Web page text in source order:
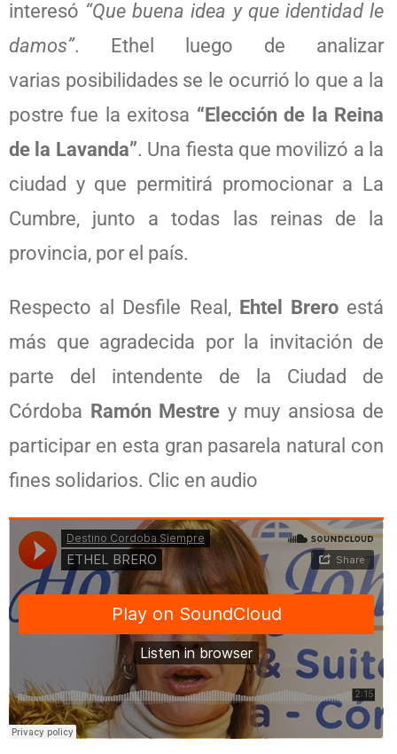
interesó “Que buena idea y que identidad le
damos”. Ethel luego de analizar
varias posibilidades se le ocurrió lo que a la
postre fue la exitosa “Elección de la Reina
de la Lavanda”. Una fiesta que movilizó a la
ciudad y que permitirá promocionar a La
Cumbre, junto a todas las reinas de la
provincia, por el país.
Respecto al Desfile Real, Ehtel Breroestá
más que agradecida por la invitación de
parte del intendente de la Ciudad de
Córdoba Ramón Mestre y muy ansiosa de
participar en esta gran pasarela natural con
fines solidarios. Clic en audio